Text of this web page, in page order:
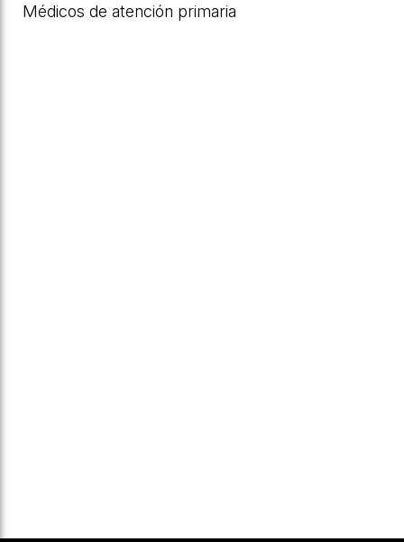
Médicos de atención primaria